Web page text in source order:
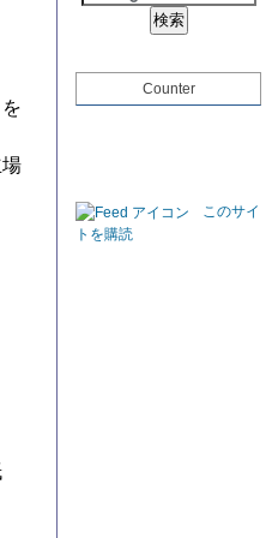
Counter
このサイ
トを購読